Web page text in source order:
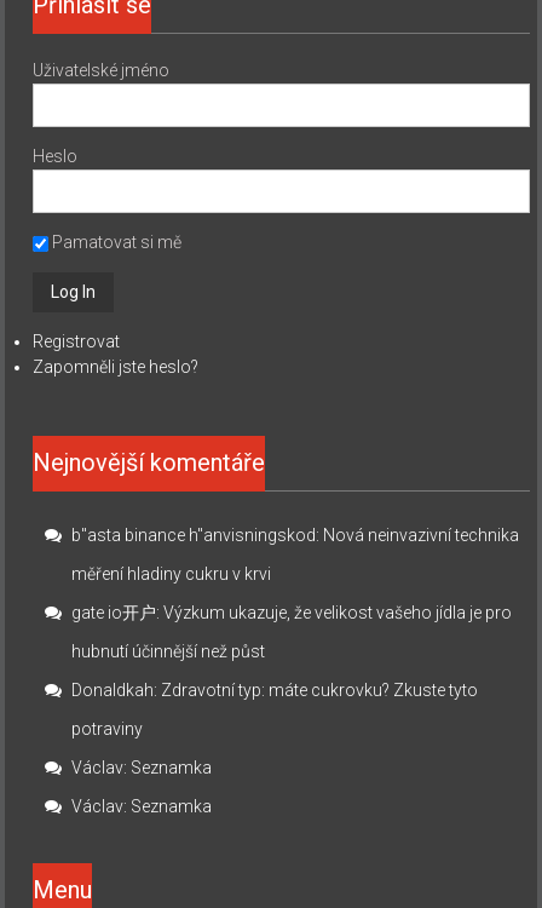
Uživatelské jméno
Heslo
Pamatovat si mě
Registrovat
Zapomněli jste heslo?
Nejnovější komentáře
b"asta binance h"anvisningskod: Nová neinvazivní technika
měření hladiny cukru v krvi
gate io开户:Výzkum ukazuje, že velikost vašeho jídla je pro
hubnutí účinnější než půst
Donaldkah: Zdravotní typ: máte cukrovku? Zkuste tyto
potraviny
Václav: Seznamka
Václav: Seznamka
Menu